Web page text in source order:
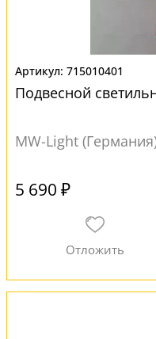
715010401
Подвесной
MW-Light
5 690 ₽